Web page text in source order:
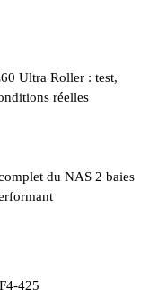
Ultra Roller : test,
réelles
du NAS 2 baies
425